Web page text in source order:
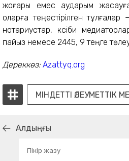
жоғары емес аударым
оларға теңестірілген
нотариустар, кәсіби
пайыз немесе 2445, 9 теңге
Дереккөз:Аzattyq.org
МІНДЕТТІ
Алдыңғы